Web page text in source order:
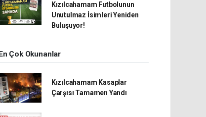
Kızılcahamam Futbolunun
Unutulmaz İsimleri Yeniden
Buluşuyor!
Çok Okunanlar
Kızılcahamam Kasaplar
Çarşısı Tamamen Yandı